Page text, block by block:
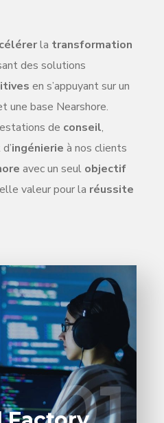
la transformation
des solutions
en s’appuyant sur un
une base Nearshore.
de conseil,
ingénierie à nos clients
avec un seul objectif
valeur pour la réussite
de vos projets
en architecture, en
développement et
logiciels.
PLUS